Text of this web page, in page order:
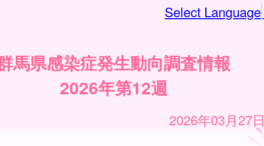
Select Language
馬県感染症発生動向調査情報
2026年第12週
2026年03月27日